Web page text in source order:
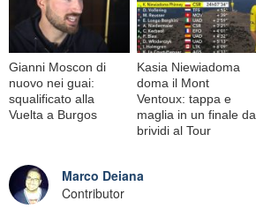
Gianni Moscon di
nuovo nei guai:
squalificato alla
Vuelta a Burgos
Kasia Niewiadoma
doma il Mont
Ventoux: tappa e
maglia in un finale da
brividi al Tour
Marco Deiana
Contributor